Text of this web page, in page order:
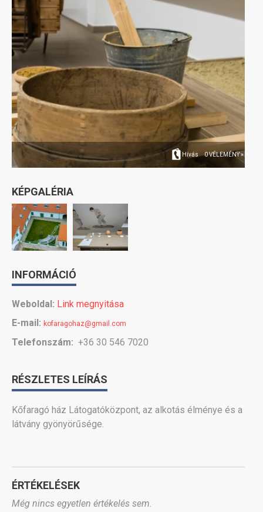
Hívás 0 VÉLEMÉNY »
KÉPGALÉRIA
INFORMÁCIÓ
Weboldal: Link megnyitása
E-mail: kofaragohaz@gmail.com
Telefonszám: +36 30 546 7020
RÉSZLETES LEÍRÁS
Kőfaragó ház Látogatóközpont, az alkotás élménye és a
látvány gyönyörűsége.
ÉRTÉKELÉSEK
Még nincs egyetlen értékelés sem.